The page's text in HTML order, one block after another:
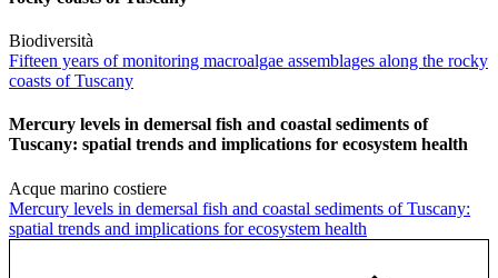
Biodiversità
Fifteen years of monitoring macroalgae assemblages along the rocky
coasts of Tuscany
Mercury levels in demersal fish and coastal sediments of
Tuscany: spatial trends and implications for ecosystem health
Acque marino costiere
Mercury levels in demersal fish and coastal sediments of Tuscany:
spatial trends and implications for ecosystem health